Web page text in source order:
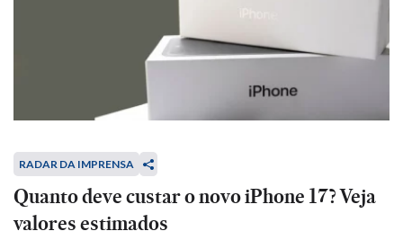
RADAR DA IMPRENSA
Quanto deve custar o novo iPhone 17? Veja
valores estimados